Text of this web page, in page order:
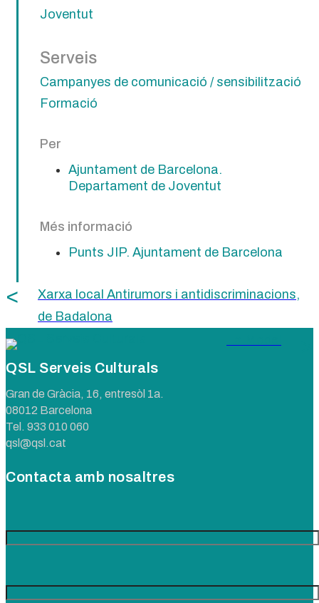
Joventut
Serveis
Campanyes de comunicació / sensibilització
Formació
Per
Ajuntament de Barcelona.
Departament de Joventut
Més informació
Punts JIP. Ajuntament de Barcelona
Xarxa local Antirumors i antidiscriminacions,
de Badalona
QSL Serveis Culturals
Gran de Gràcia, 16, entresòl 1a.
08012 Barcelona
Tel.933 010 060
qsl@qsl.cat
Contacta amb nosaltres